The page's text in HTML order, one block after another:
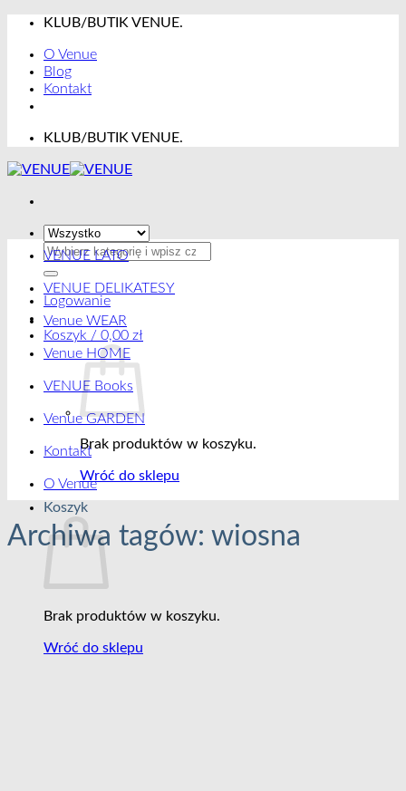
Przewiń
zawartości
KLUB/BUTIK VENUE.
O Venue
Blog
Kontakt
KLUB/BUTIK VENUE.
Szukaj:
Logowanie
Koszyk / 0,00 zł
Brak produktów w koszyku.
Wróć do sklepu
Koszyk
Brak produktów w koszyku.
Wróć do sklepu
VENUE LATO
VENUE DELIKATESY
Venue WEAR
Venue HOME
VENUE Books
Venue GARDEN
Kontakt
O Venue
Archiwa tagów: wiosna